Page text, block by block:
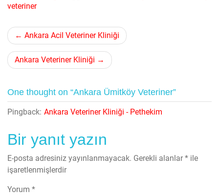
veteriner
Yazı
gezinmesi
Ankara Acil Veteriner Kliniği
Ankara Veteriner Kliniği
One thought on “Ankara Ümitköy Veteriner”
Pingback: Ankara Veteriner Kliniği - Pethekim
Bir yanıt yazın
E-posta adresiniz yayınlanmayacak. Gerekli alanlar* ile
işaretlenmişlerdir
Yorum *